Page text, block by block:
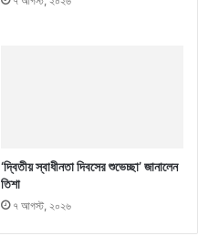
‘দ্বিতীয় স্বাধীনতা দিবসের শুভেচ্ছা’ জানালেন
তিশা
৭ আগস্ট, ২০২৬